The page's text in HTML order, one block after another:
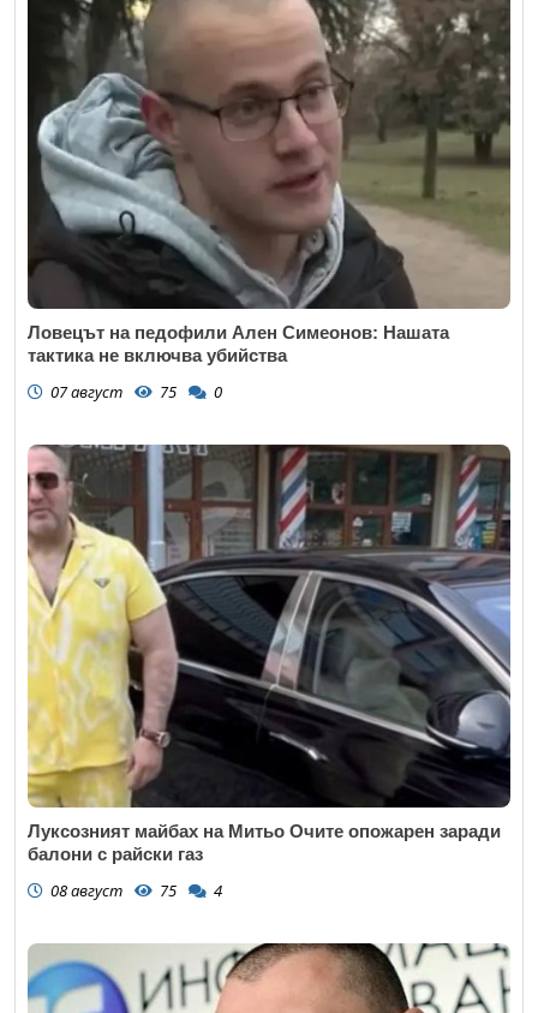
Ловецът на педофили Ален Симеонов: Нашата
тактика не включва убийства
07 август 75 0
Луксозният майбах на Митьо Очите опожарен заради
балони с райски газ
08 август 75 4